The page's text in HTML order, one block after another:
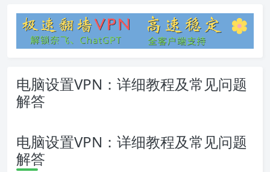
电脑设置VPN：详细教程及常见问题
解答
电脑设置VPN：详细教程及常见问题
解答